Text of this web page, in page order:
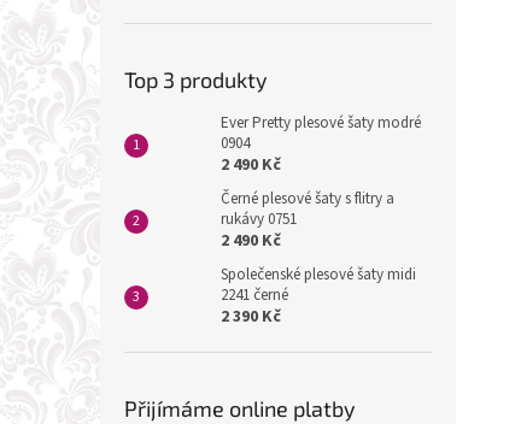
Top 3 produkty
Ever Pretty plesové šaty modré
0904
2 490 Kč
Černé plesové šaty s flitry a
rukávy 0751
2 490 Kč
Společenské plesové šaty midi
2241 černé
2 390 Kč
Přijímáme online platby